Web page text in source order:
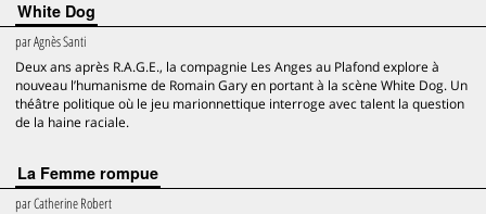
White Dog
parAgnès Santi
Deux ans après R.A.G.E., la compagnie Les Anges au Plafond explore à
nouveau l’humanisme de Romain Gary en portant à la scène White Dog. Un
théâtre politique où le jeu marionnettique interroge avec talent la question
de la haine raciale.
La Femme rompue
parCatherine Robert